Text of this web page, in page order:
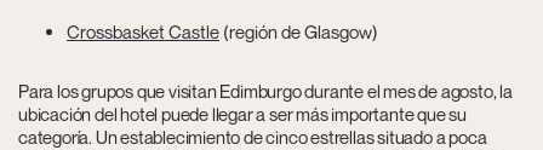
Crossbasket Castle (región de Glasgow)
Para los grupos que visitan Edimburgo durante el mes de agosto, la
ubicación del hotel puede llegar a ser más importante que su
categoría. Un establecimiento de cinco estrellas situado a poca